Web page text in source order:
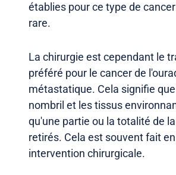
établies pour ce type de
rare.
La chirurgie est cependant le
préféré pour le cancer de
métastatique. Cela signifie
nombril et les tissus
qu'une partie ou la totalité de
retirés. Cela est souvent fait
intervention chirurgicale.